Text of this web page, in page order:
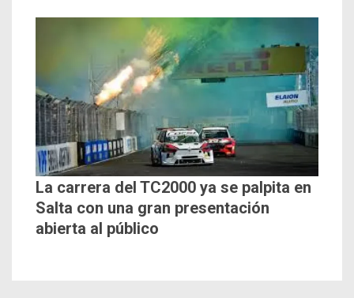
La carrera del TC2000 ya se palpita en
Salta con una gran presentación
abierta al público